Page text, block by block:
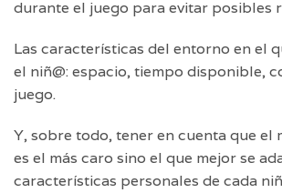
durante el juego para evitar posibles
Las características del entorno en el
el niñ@: espacio, tiempo disponible,
juego.
Y, sobre todo, tener en cuenta que el
es el más caro sino el que mejor se
características personales de cada